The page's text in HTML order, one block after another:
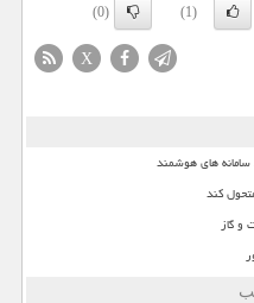
(1)
(0)
X
های هوشمند
کند
و گاز